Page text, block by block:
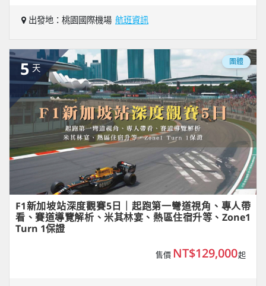
出發地：桃園國際機場 航班資訊
5 天
團體
F1新加坡站深度觀賽5日｜起跑第一彎道視角、專人帶
看、賽道導覽解析、米其林宴、熱區住宿升等、Zone1
Turn 1保證
售價 NT$129,000起